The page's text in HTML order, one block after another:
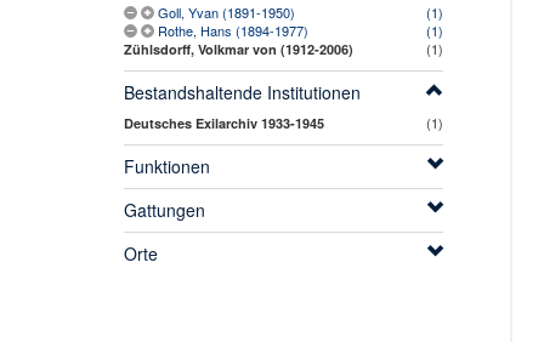
Goll, Yvan (1891-1950)
(1)
Rothe, Hans (1894-1977)
(1)
Zühlsdorff, Volkmar von (1912-2006) (1)
Bestandshaltende Institutionen
Deutsches Exilarchiv 1933-1945 (1)
Funktionen
Gattungen
Orte